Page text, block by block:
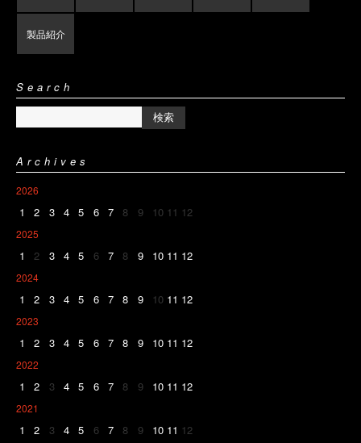
製品紹介
Search
Archives
2026
1 2 3 4 5 6 7 8 9 10 11 12
2025
1 2 3 4 5 6 7 8 9 10 11 12
2024
1 2 3 4 5 6 7 8 9 10 11 12
2023
1 2 3 4 5 6 7 8 9 10 11 12
2022
1 2 3 4 5 6 7 8 9 10 11 12
2021
1 2 3 4 5 6 7 8 9 10 11 12